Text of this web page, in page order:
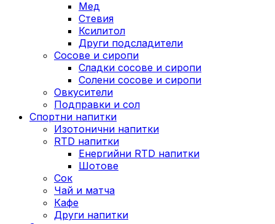
Мед
Стевия
Ксилитол
Други подсладители
Сосове и сиропи
Сладки сосове и сиропи
Солени сосове и сиропи
Овкусители
Подправки и сол
Спортни напитки
Изотонични напитки
RTD напитки
Енергийни RTD напитки
Шотове
Сок
Чай и матча
Кафе
Други напитки